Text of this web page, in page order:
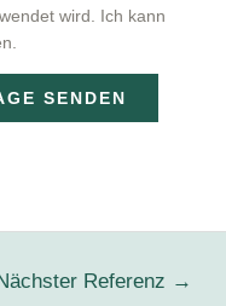
wird. Ich kann
SENDEN
Referenz →